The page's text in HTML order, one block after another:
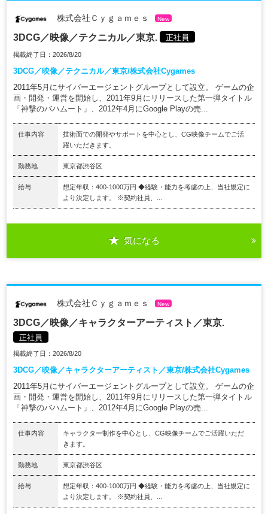
株式会社Ｃｙｇａｍｅｓ New
3DCG／映像／テクニカル／東京. 正社員
掲載終了日：2026/8/20
3DCG／映像／テクニカル／東京/株式会社Cygames
2011年5月にサイバーエージェントグループとして設立。 ゲームの企
画・開発・運営を開始し、2011年9月にリリースした第一弾タイトル
「神撃のバハムート」、2012年4月にGoogle Playの売...
仕事内容
技術面での開発やサポートを中心とし、CG映像チームでご活
躍いただきます。
勤務地 東京都渋谷区
給与
想定年収：400-1000万円 ◆経験・能力を考慮の上、当社規定に
より決定します。 ※契約社員、...
気になる
株式会社Ｃｙｇａｍｅｓ New
3DCG／映像／キャラクターアーティスト／東京.
正社員
掲載終了日：2026/8/20
3DCG／映像／キャラクターアーティスト／東京/株式会社Cygames
2011年5月にサイバーエージェントグループとして設立。 ゲームの企
画・開発・運営を開始し、2011年9月にリリースした第一弾タイトル
「神撃のバハムート」、2012年4月にGoogle Playの売...
仕事内容
キャラクター制作を中心とし、CG映像チームでご活躍いただ
きます。
勤務地 東京都渋谷区
給与
想定年収：400-1000万円 ◆経験・能力を考慮の上、当社規定に
より決定します。 ※契約社員、...